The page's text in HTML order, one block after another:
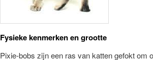
Fysieke kenmerken en grootte
Pixie-bobs zijn een ras van katten gefokt om